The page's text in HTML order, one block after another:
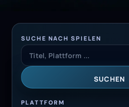
SUCHE NACH SPIELEN
SUCHEN
PLATTFORM